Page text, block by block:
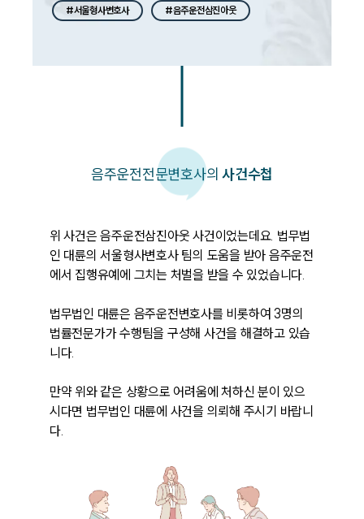
#서울형사변호사 #음주운전삼진아웃
음주운전전문변호사의사건수첩
위 사건은 음주운전삼진아웃 사건이었는데요. 법무법
인 대륜의 서울형사변호사 팀의 도움을 받아 음주운전
에서 집행유예에 그치는 처벌을 받을 수 있었습니다.
법무법인 대륜은 음주운전변호사를 비롯하여 3명의
법률전문가가 수행팀을 구성해 사건을 해결하고 있습
니다.
만약 위와 같은 상황으로 어려움에 처하신 분이 있으
시다면 법무법인 대륜에 사건을 의뢰해 주시기 바랍니
다.